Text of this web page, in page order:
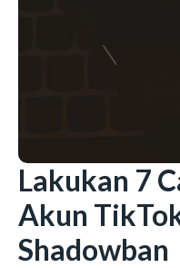
Lakukan 7
Akun
Shadowban